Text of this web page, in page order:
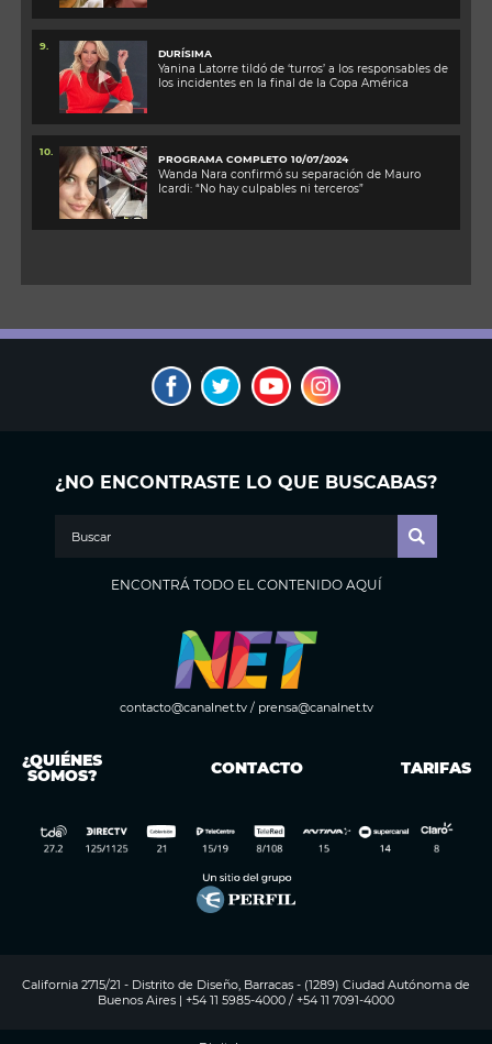
9.
DURÍSIMA
Yanina Latorre tildó de ‘turros’ a los responsables de
los incidentes en la final de la Copa América
10.
PROGRAMA COMPLETO 10/07/2024
Wanda Nara confirmó su separación de Mauro
Icardi: “No hay culpables ni terceros”
¿NO ENCONTRASTE LO QUE BUSCABAS?
ENCONTRÁ TODO EL CONTENIDO AQUÍ
contacto@canalnet.tv/ prensa@canalnet.tv
¿QUIÉNES
SOMOS? CONTACTO TARIFAS
California 2715/21 - Distrito de Diseño, Barracas - (1289) Ciudad Autónoma de
Buenos Aires | +54 11 5985-4000 / +54 11 7091-4000